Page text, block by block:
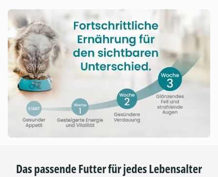
Das passende Futter für jedes Lebensalter